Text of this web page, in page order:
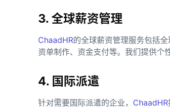
3. 全球薪资管理
ChaadHR的全球薪资管理服务包括
资单制作、资金支付等。我们提供个
4. 国际派遣
针对需要国际派遣的企业， ChaadHR